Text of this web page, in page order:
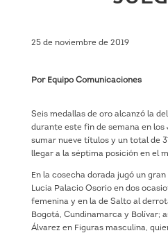
25 de noviembre de 2019
Por Equipo Comunicaciones
Seis medallas de oro alcanzó la
durante este fin de semana en los
sumar nueve títulos y un total de
llegar a la séptima posición en el
En la cosecha dorada jugó un
Lucia Palacio Osorio en dos
femenina y en la de Salto al
Bogotá, Cundinamarca y Bolívar;
Álvarez en Figuras masculina,